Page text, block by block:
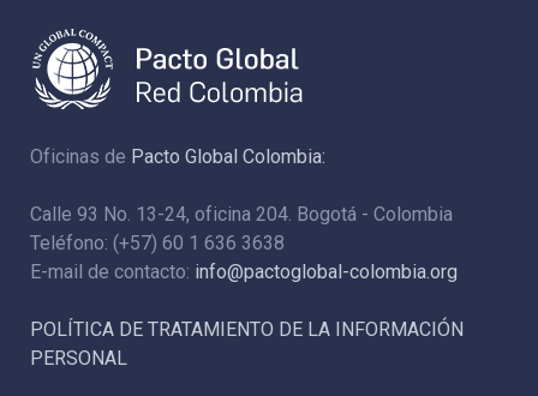
Oficinas de Pacto Global Colombia:
Calle 93 No. 13-24, oficina 204. Bogotá - Colombia
Teléfono: (+57) 60 1 636 3638
E-mail de contacto: info@pactoglobal-colombia.org
POLÍTICA DE TRATAMIENTO DE LA INFORMACIÓN
PERSONAL